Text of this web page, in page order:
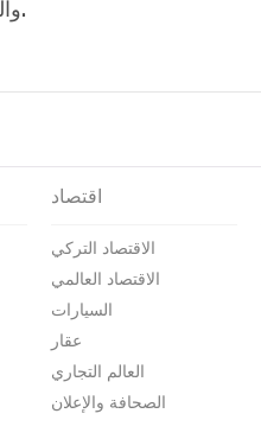
والمرشحين على صفحة نتائج الانتخابات 2024.
اقتصاد
الاقتصاد التركي
الاقتصاد العالمي
السيارات
عقار
العالم التجاري
الصحافة والإعلان